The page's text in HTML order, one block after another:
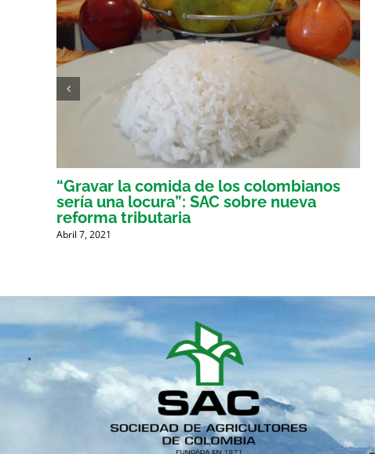
“Gravar la comida de los colombianos
sería una locura”: SAC sobre nueva
reforma tributaria
Abril 7, 2021